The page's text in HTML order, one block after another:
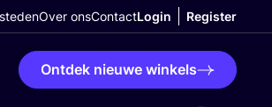
Over onsContactLogin Register
Ontdek nieuwe winkels